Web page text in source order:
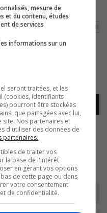
VILLE A FAIT UN DÉFICIT
mesure de
et du contenu, études
de services
informations sur un
seront traitées, et les
(cookies, identifiants
pourront être stockées
que partagées avec lui,
site. Nos partenaires et
d'utiliser des données de
partenaires.
de traiter vos
la base de l'intérêt
en gérant vos options
de cette page ou dans
votre consentement
de confidentialité.